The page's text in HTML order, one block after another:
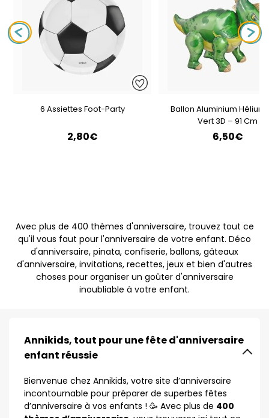
6 Assiettes Foot-Party
2,80€
Ballon Aluminium Hélium
Vert 3D – 91 Cm
6,50€
Avec plus de 400 thèmes d'anniversaire, trouvez tout ce
qu'il vous faut pour l'anniversaire de votre enfant. Déco
d'anniversaire, pinata, confiserie, ballons, gâteaux
d'anniversaire, invitations, recettes, jeux et bien d'autres
choses pour organiser un goûter d'anniversaire
inoubliable à votre enfant.
Annikids, tout pour une fête d'anniversaire
enfant réussie
Bienvenue chez Annikids, votre site d’anniversaire
incontournable pour préparer de superbes fêtes
d’anniversaire à vos enfants ! 🥳 Avec plus de 400